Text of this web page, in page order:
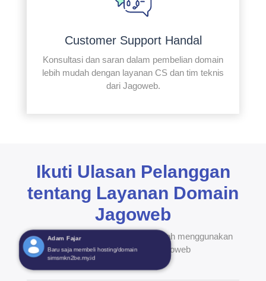
Customer Support Handal
Konsultasi dan saran dalam pembelian domain
lebih mudah dengan layanan CS dan tim teknis
dari Jagoweb.
Ikuti Ulasan Pelanggan
tentang Layanan Domain
Jagoweb
Ketahui pengalaman mereka setelah menggunakan
layanan domain dari Jagoweb